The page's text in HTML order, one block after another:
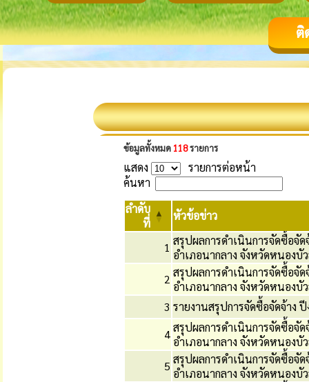
ติ
ข้อมูลทั้งหมด 118รายการ
แสดง
รายการต่อหน้า
ค้นหา
ลำดับ
ที่
หัวข้อข่าว
1 สรุปผลการดำเนินการจัดซื้อจั
อำเภอนากลาง จังหวัดหนอง
2 สรุปผลการดำเนินการจัดซื้อจั
อำเภอนากลาง จังหวัดหนอง
3 รายงานสรุปการจัดซื้อจัดจ้าง
4สรุปผลการดำเนินการจัดซื้อจั
อำเภอนากลาง จังหวัดหนองบั
5 สรุปผลการดำเนินการจัดซื้อจั
อำเภอนากลาง จังหวัดหนอง